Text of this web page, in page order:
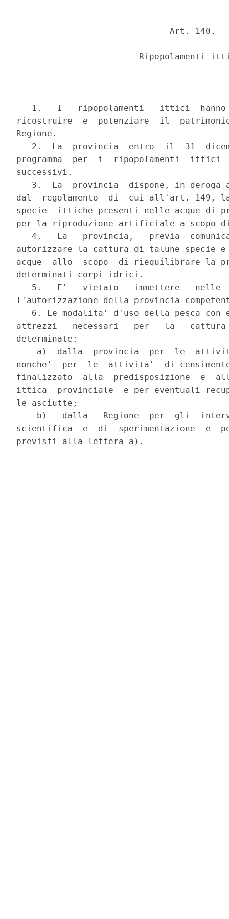
                              Art. 140.
Ripopolamenti
1.   I   ripopolamenti   ittici
ricostruire  e  potenziare  il
Regione.
2.  La  provincia  entro  il  31
programma  per  i  ripopolamenti  ittici
successivi.
3.  La  provincia  dispone, in deroga
dal  regolamento  di  cui all'art. 149,
specie  ittiche presenti nelle acque di
per la riproduzione artificiale a scopo di
4.   La   provincia,   previa
autorizzare la cattura di talune specie
acque  allo  scopo  di riequilibrare la
determinati corpi idrici.
5.   E'   vietato   immettere   nelle
l'autorizzazione della provincia
6. Le modalita' d'uso della pesca con
attrezzi   necessari   per   la
determinate:
a)  dalla  provincia  per  le
nonche'  per  le  attivita'  di
finalizzato  alla  predisposizione  e
ittica  provinciale  e per eventuali
le asciutte;
b)   dalla   Regione  per  gli
scientifica  e  di  sperimentazione  e